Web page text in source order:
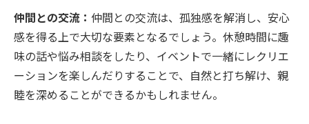
仲間との交流： 仲間との交流は、孤独感を解消し、安心
感を得る上で大切な要素となるでしょう。休憩時間に趣
味の話や悩み相談をしたり、イベントで一緒にレクリエ
ーションを楽しんだりすることで、自然と打ち解け、親
睦を深めることができるかもしれません。